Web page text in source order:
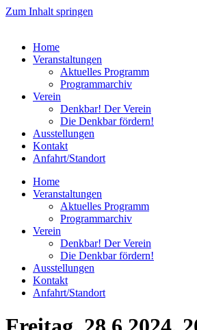
Zum Inhalt springen
Home
Veranstaltungen
Aktuelles Programm
Programmarchiv
Verein
Denkbar! Der Verein
Die Denkbar fördern!
Ausstellungen
Kontakt
Anfahrt/Standort
Home
Veranstaltungen
Aktuelles Programm
Programmarchiv
Verein
Denkbar! Der Verein
Die Denkbar fördern!
Ausstellungen
Kontakt
Anfahrt/Standort